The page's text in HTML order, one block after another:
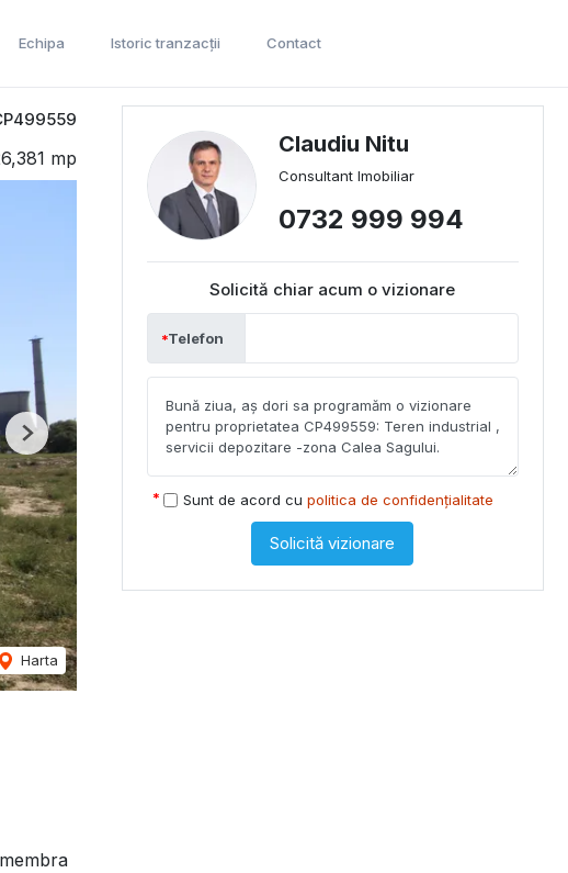
Echipa Istoric tranzacții Contact
mp
Harta
Next
Claudiu Nitu
Consultant Imobiliar
0732 999 994
Solicită chiar acum o vizionare
Telefon
Sunt de acord cu politica de confidențialitate
Solicită vizionare